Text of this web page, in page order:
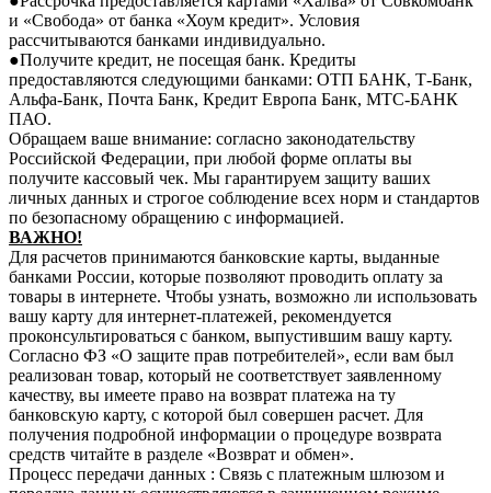
и «Свобода» от банка «Хоум кредит». Условия
рассчитываются банками индивидуально.
●Получите кредит, не посещая банк. Кредиты
предоставляются следующими банками: ОТП БАНК, Т-Банк,
Альфа-Банк, Почта Банк, Кредит Европа Банк, МТС-БАНК
ПАО.
Обращаем ваше внимание: согласно законодательству
Российской Федерации, при любой форме оплаты вы
получите кассовый чек. Мы гарантируем защиту ваших
личных данных и строгое соблюдение всех норм и стандартов
по безопасному обращению с информацией.
ВАЖНО!
Для расчетов принимаются банковские карты, выданные
банками России, которые позволяют проводить оплату за
товары в интернете. Чтобы узнать, возможно ли использовать
вашу карту для интернет-платежей, рекомендуется
проконсультироваться с банком, выпустившим вашу карту.
Согласно ФЗ «О защите прав потребителей», если вам был
реализован товар, который не соответствует заявленному
качеству, вы имеете право на возврат платежа на ту
банковскую карту, с которой был совершен расчет. Для
получения подробной информации о процедуре возврата
средств читайте в разделе «Возврат и обмен».
Процесс передачи данных : Связь с платежным шлюзом и